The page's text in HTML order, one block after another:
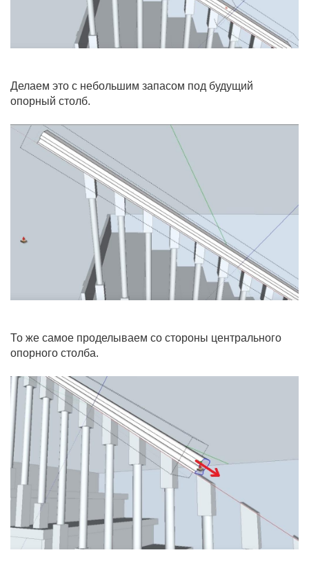
Делаем это с небольшим запасом под будущий
опорный столб.
То же самое проделываем со стороны центрального
опорного столба.